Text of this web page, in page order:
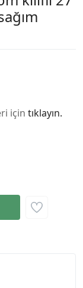
için tıklayın.